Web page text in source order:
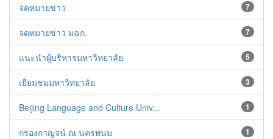
7
จดหมายข่าว
7
จดหมายข่าว มฉก.
5
แนะนำผู้บริหารมหาวิทยาลัย
3
เยี่ยมชมมหาวิทยาลัย
1
Beijing Language and Culture Univ...
1
กรองกาญจน์ ณ นครพนม